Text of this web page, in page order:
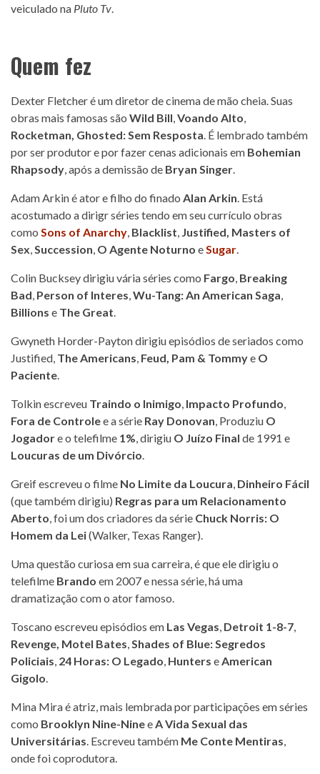
veiculado na Pluto Tv.
Quem fez
Dexter Fletcher é um diretor de cinema de mão cheia. Suas
obras mais famosas são Wild Bill,Voando Alto,
Rocketman, Ghosted: Sem Resposta. É lembrado também
por ser produtor e por fazer cenas adicionais em Bohemian
Rhapsody, após a demissão de Bryan Singer.
Adam Arkin é ator e filho do finado Alan Arkin. Está
acostumado a dirigr séries tendo em seu currículo obras
como Sons of Anarchy, Blacklist, Justified, Masters of
Sex,Succession, O Agente Noturno eSugar.
Colin Bucksey dirigiu vária séries como Fargo, Breaking
Bad, Person of Interes,Wu-Tang: An American Saga,
Billions e The Great.
Gwyneth Horder-Payton dirigiu episódios de seriados como
Justified, The Americans, Feud, Pam & Tommye O
Paciente.
Tolkin escreveu Traindo o Inimigo, Impacto Profundo,
Fora de Controlee a série Ray Donovan, Produziu O
Jogadore o telefilme 1%, dirigiu O Juízo Final de 1991 e
Loucuras de um Divórcio.
Greif escreveu o filme No Limite da Loucura, Dinheiro Fácil
(que também dirigiu) Regras para um Relacionamento
Aberto, foi um dos criadores da série Chuck Norris: O
Homem da Lei(Walker, Texas Ranger).
Uma questão curiosa em sua carreira, é que ele dirigiu o
telefilme Brando em 2007 e nessa série, há uma
dramatização com o ator famoso.
Toscano escreveu episódios em Las Vegas, Detroit 1-8-7,
Revenge, Motel Bates,Shades of Blue: Segredos
Policiais, 24 Horas: O Legado, Hunters eAmerican
Gigolo.
Mina Mira é atriz, mais lembrada por participações em séries
como Brooklyn Nine-NineeA Vida Sexual das
Universitárias. Escreveu também Me Conte Mentiras,
onde foi coprodutora.